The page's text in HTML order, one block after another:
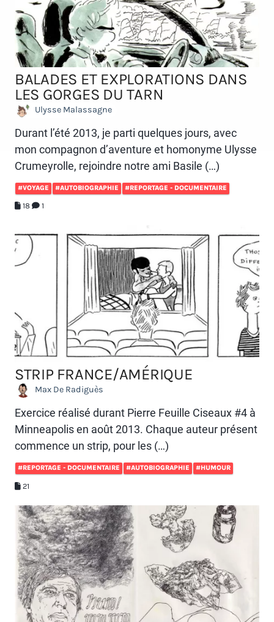
BALADES ET EXPLORATIONS DANS
LES GORGES DU TARN
Ulysse Malassagne
Durant l’été 2013, je parti quelques jours, avec
mon compagnon d’aventure et homonyme Ulysse
Crumeyrolle, rejoindre notre ami Basile (…)
#VOYAGE #AUTOBIOGRAPHIE #REPORTAGE - DOCUMENTAIRE
18 1
STRIP FRANCE/AMÉRIQUE
Max De Radiguès
Exercice réalisé durant Pierre Feuille Ciseaux #4 à
Minneapolis en août 2013. Chaque auteur présent
commence un strip, pour les (…)
#REPORTAGE - DOCUMENTAIRE #AUTOBIOGRAPHIE #HUMOUR
21